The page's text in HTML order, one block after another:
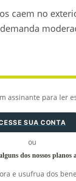
caem no
assinante para ler
SUA CONTA
ou
dos nossos planos
e usufrua dos